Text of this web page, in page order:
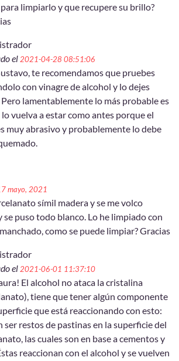
limpiarlo y que recupere su brillo?
el 2021-04-28 08:51:06
te recomendamos que pruebes
con vinagre de alcohol y lo dejes
lamentablemente lo más probable es
vuelva a estar como antes porque el
muy abrasivo y probablemente lo debe
mayo, 2021
símil madera y se me volco
se puso todo blanco. Lo he limpiado con
como se puede limpiar? Gracias
el 2021-06-01 11:37:10
El alcohol no ataca la cristalina
tiene que tener algún componente
que está reaccionando con esto:
ser restos de pastinas en la superficie del
las cuales son en base a cementos y
reaccionan con el alcohol y se vuelven